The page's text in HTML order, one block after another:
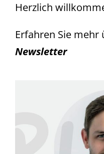
Herzlich
Erfahren Sie
Newsletter